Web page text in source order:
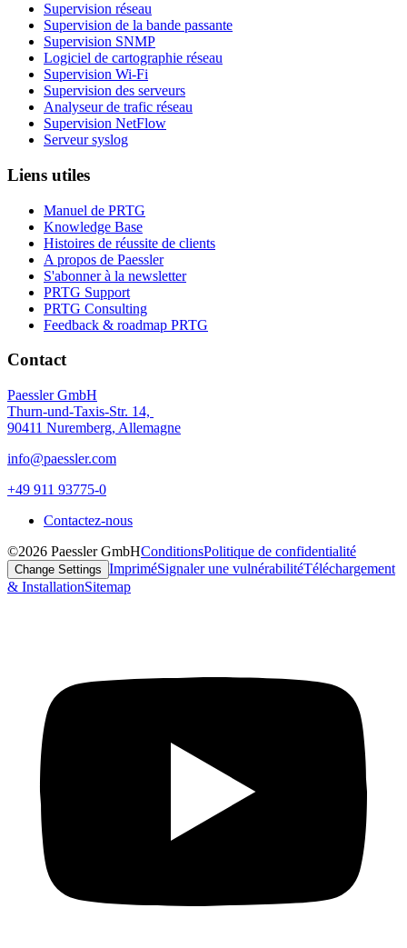
Supervision réseau
Supervision de la bande passante
Supervision SNMP
Logiciel de cartographie réseau
Supervision Wi-Fi
Supervision des serveurs
Analyseur de trafic réseau
Supervision NetFlow
Serveur syslog
Liens utiles
Manuel de PRTG
Knowledge Base
Histoires de réussite de clients
A propos de Paessler
S'abonner à la newsletter
PRTG Support
PRTG Consulting
Feedback & roadmap PRTG
Contact
Paessler GmbH
Thurn-und-Taxis-Str. 14,
90411 Nuremberg, Allemagne
info@paessler.com
+49 911 93775-0
Contactez-nous
©2026 Paessler GmbHConditionsPolitique de confidentialité
Change Settings ImpriméSignaler une vulnérabilitéTéléchargement
& InstallationSitemap